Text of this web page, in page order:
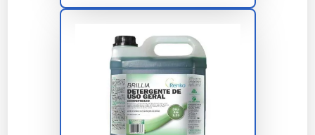
Use luvas e óculos de proteção. Evite inalação e
contato com a pele.
Armazenagem Correta